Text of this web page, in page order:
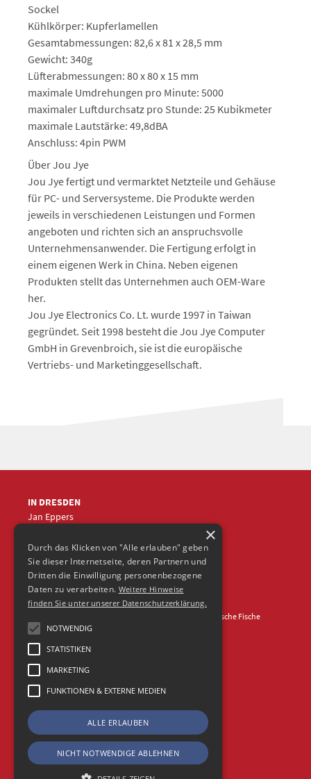
Sockel
Kühlkörper: Kupferlamellen
Gesamtabmessungen: 82,6 x 81 x 28,5 mm
Gewicht: 340g
Lüfterabmessungen: 80 x 80 x 15 mm
maximale Umdrehungen pro Minute: 5000
maximaler Luftdurchsatz pro Stunde: 25 Kubikmeter
maximale Lautstärke: 49,8dBA
Anschluss: 4pin PWM
Über Jou Jye
Jou Jye fertigt und vermarktet Netzteile und Gehäuse
für PC- und Serversysteme. Die Produkte werden
jeweils in verschiedenen Leistungen und Formen
angeboten und richten sich an anspruchsvolle
Unternehmensanwender. Die Fertigung erfolgt in
einem eigenen Werk in China. Neben eigenen
Produkten stellt das Unternehmen auch OEM-Ware
her.
Jou Jye Electronics Co. Lt. wurde 1997 in Taiwan
gegründet. Seit 1998 besteht die Jou Jye Computer
GmbH in Grevenbroich, sie ist die europäische
Vertriebs- und Marketinggesellschaft.
IN DRESDEN
Jan Eppers
jep@frische-fische.com
© 2026 Agentur Frische Fische
×
Durch das Klicken von "Alle erlauben" geben
Sie dieser Internetseite, deren Partnern und
Dritten die Einwilligung personenbezogene
Daten zu verarbeiten. Weitere Hinweise
finden Sie unter unserer Datenschutzerklärung.
NOTWENDIG
STATISTIKEN
MARKETING
FUNKTIONEN & EXTERNE MEDIEN
ALLE ERLAUBEN
NICHT NOTWENDIGE ABLEHNEN